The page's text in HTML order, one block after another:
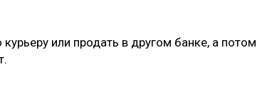
или продать в другом банке, а потом